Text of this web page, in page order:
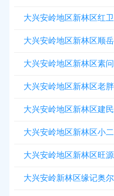
大兴安岭地区新林区红
大兴安岭地区新林区顺
大兴安岭地区新林区素
大兴安岭地区新林区老
大兴安岭地区新林区建
大兴安岭地区新林区小
大兴安岭地区新林区旺